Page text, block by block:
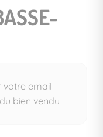
votre email
bien vendu